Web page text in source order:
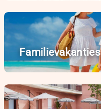
Familievakanties